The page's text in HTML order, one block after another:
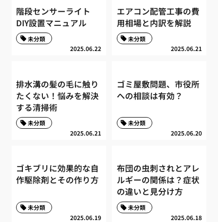
階段センサーライト
DIY設置マニュアル
2025.06.22
未分類
エアコン配管工事の費
用相場と内訳を解説
2025.06.21
未分類
排水溝の髪の毛に触り
たくない！悩みを解決
する清掃術
2025.06.21
未分類
ゴミ屋敷問題、市役所
への相談は有効？
2025.06.20
未分類
ゴキブリに効果的な自
作駆除剤とその作り方
2025.06.19
未分類
布団の虫刺されとアレ
ルギーの関係は？症状
の違いと見分け方
2025.06.18
未分類